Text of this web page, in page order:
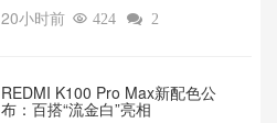
20小时前  424  2
REDMI K100 Pro Max新配色公
布：百搭“流金白”亮相